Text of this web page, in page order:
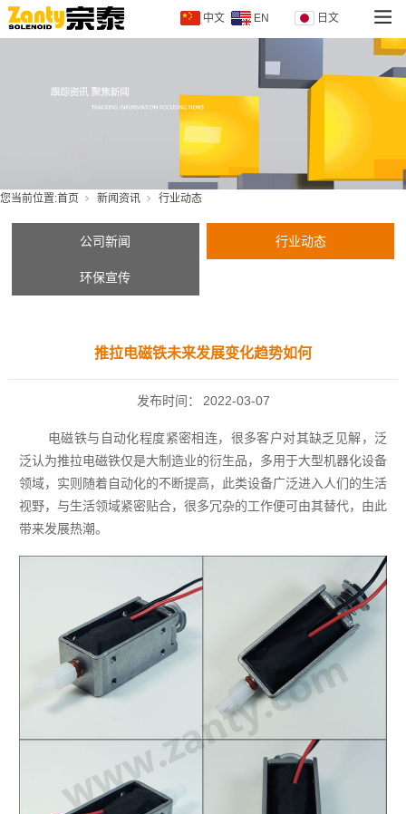
中文 EN 日文
您当前位置:首页 新闻资讯 行业动态
公司新闻 行业动态
环保宣传
推拉电磁铁未来发展变化趋势如何
发布时间： 2022-03-07
电磁铁与自动化程度紧密相连，很多客户对其缺乏见解，泛
泛认为推拉电磁铁仅是大制造业的衍生品，多用于大型机器化设备
领域，实则随着自动化的不断提高，此类设备广泛进入人们的生活
视野，与生活领域紧密贴合，很多冗杂的工作便可由其替代，由此
带来发展热潮。